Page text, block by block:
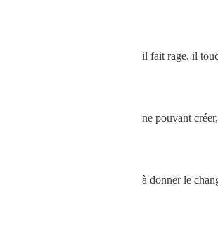
il fait rage, il
ne pouvant
à donner le